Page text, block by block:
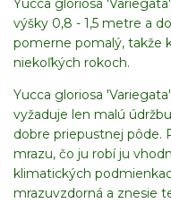
Yucca gloriosa
výšky 0,8 - 1,5 metre a
pomerne pomalý, takže
niekoľkých rokoch.
Yucca gloriosa
vyžaduje len malú
dobre priepustnej pôde.
mrazu, čo ju robí ju
klimatických
mrazuvzdorná a znesie